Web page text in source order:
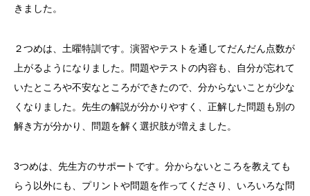
きました。
２つめは、土曜特訓です。演習やテストを通してだんだん点数が
上がるようになりました。問題やテストの内容も、自分が忘れて
いたところや不安なところができたので、分からないことが少な
くなりました。先生の解説が分かりやすく、正解した問題も別の
解き方が分かり、問題を解く選択肢が増えました。
3つめは、先生方のサポートです。分からないところを教えても
らう以外にも、プリントや問題を作ってくださり、いろいろな問